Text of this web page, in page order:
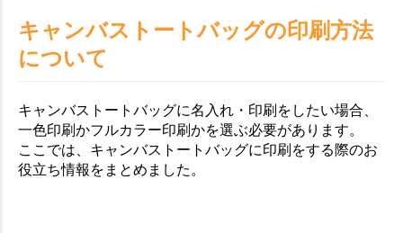
キャンバストートバッグの印刷方法
について
キャンバストートバッグに名入れ・印刷をしたい場合、
一色印刷かフルカラー印刷かを選ぶ必要があります。
ここでは、キャンバストートバッグに印刷をする際のお
役立ち情報をまとめました。